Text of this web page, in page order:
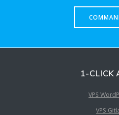
1-CLICK
VPS
VPS